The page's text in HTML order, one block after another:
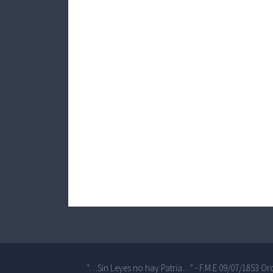
“…Sin Leyes no hay Patria…” - F.M.E 09/07/1853